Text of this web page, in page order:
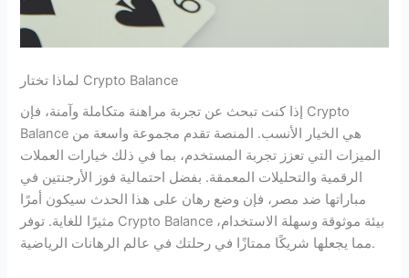
لماذا تختار Crypto Balance
إذا كنت تبحث عن تجربة مراهنة متكاملة وآمنة، فإن Crypto
Balance هي الخيار الأنسب. المنصة تقدم مجموعة واسعة من
الميزات التي تعزز تجربة المستخدم، بما في ذلك خيارات العملات
الرقمية والتحليلات المعمقة. بفضل احتمالية فوز الأرجنتين في
مباراتها ضد مصر، فإن وضع رهان على هذا الحدث سيكون أمرًا
مثيرًا للغاية. توفر Crypto Balance بيئة موثوقة وسهلة الاستخدام،
مما يجعلها شريكًا ممتازًا في رحلتك في عالم الرهانات الرياضية.